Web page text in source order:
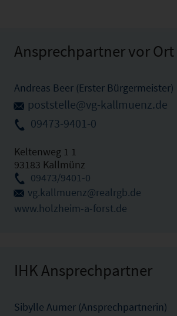
Ansprechpartner vor Ort
Andreas Beer (Erster Bürgermeister)
poststelle@vg-kallmuenz.de
09473-9401-0
Keltenweg 1 1
93183 Kallmünz
09473/9401-0
vg.kallmuenz@realrgb.de
www.holzheim-a-forst.de
IHK Ansprechpartner
Sibylle Aumer (Ansprechpartnerin)